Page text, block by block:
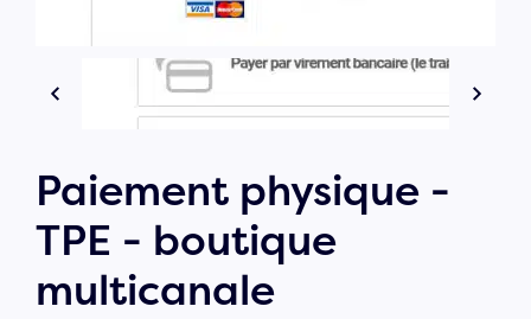
Paiement physique -
TPE - boutique
multicanale